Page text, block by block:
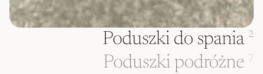
Poduszki do spania 2
Poduszki podróżne 7